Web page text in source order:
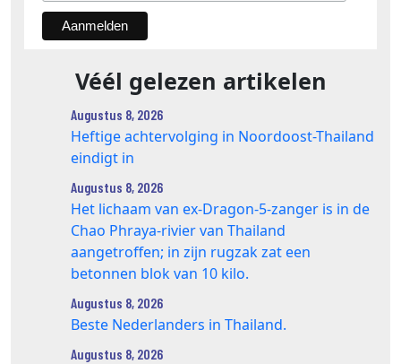
Véél gelezen artikelen
Augustus 8, 2026
Heftige achtervolging in Noordoost-Thailand
eindigt in
Augustus 8, 2026
Het lichaam van ex-Dragon‑5‑zanger is in de
Chao Phraya‑rivier van Thailand
aangetroffen; in zijn rugzak zat een
betonnen blok van 10 kilo.
Augustus 8, 2026
Beste Nederlanders in Thailand.
Augustus 8, 2026